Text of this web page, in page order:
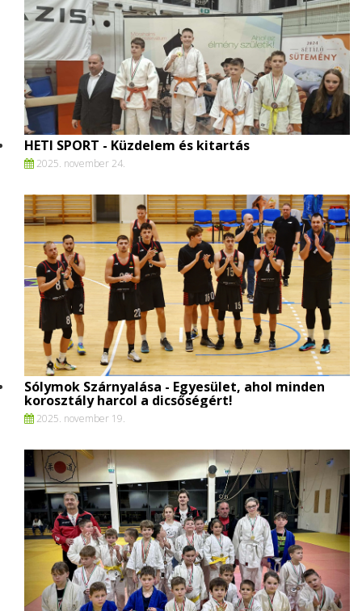
HETI SPORT - Küzdelem és kitartás
2025. november 24.
Sólymok Szárnyalása - Egyesület, ahol minden
korosztály harcol a dicsőségért!
2025. november 19.